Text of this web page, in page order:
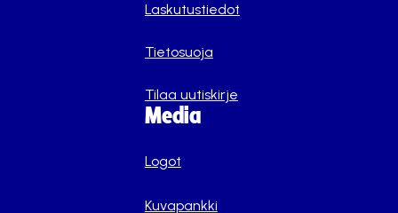
Laskutustiedot
Tietosuoja
Tilaa uutiskirje
Media
Logot
Kuvapankki